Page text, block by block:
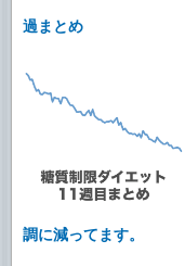
過まとめ
調に減ってます。